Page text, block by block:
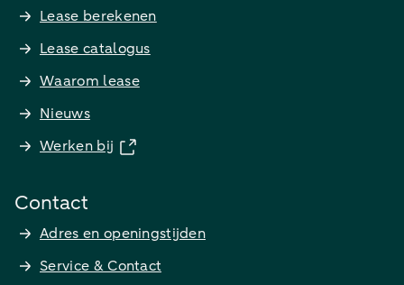
Lease berekenen
Lease catalogus
Waarom lease
Nieuws
Werken bij
Contact
Adres en openingstijden
Service & Contact